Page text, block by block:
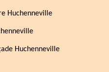
Huchenneville
Huchenneville